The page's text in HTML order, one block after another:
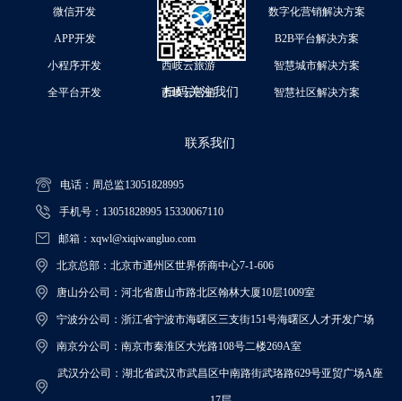
微信开发
APP开发
小程序开发
全平台开发
西岐云商城
西岐云预约
西岐云旅游
西岐云营销
数字化营销解决方案
B2B平台解决方案
智慧城市解决方案
智慧社区解决方案
联系我们
电话：周总监13051828995
手机号：13051828995 15330067110
邮箱：xqwl@xiqiwangluo.com
北京总部：北京市通州区世界侨商中心7-1-606
唐山分公司：河北省唐山市路北区翰林大厦10层1009室
宁波分公司：浙江省宁波市海曙区三支街151号海曙区人才开发广场
南京分公司：南京市秦淮区大光路108号二楼269A室
武汉分公司：湖北省武汉市武昌区中南路街武珞路629号亚贸广场A座
扫码关注我们